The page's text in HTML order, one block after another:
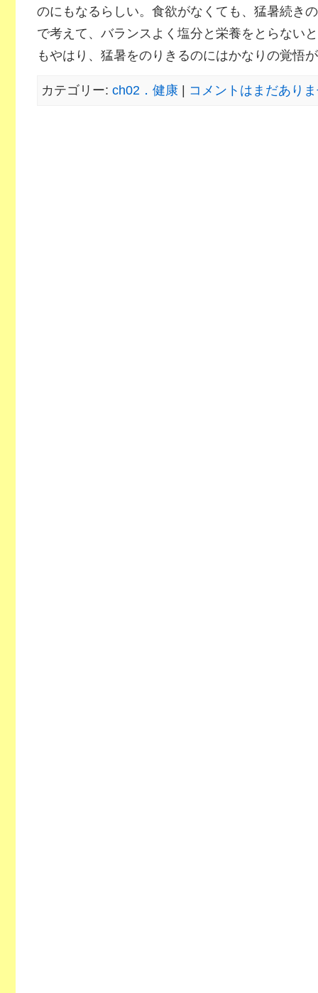
のにもなるらしい。食欲がなくても、猛暑続き
で考えて、バランスよく塩分と栄養をとらない
もやはり、猛暑をのりきるのにはかなりの覚悟
カテゴリー: ch02．健康| コメントはまだあり